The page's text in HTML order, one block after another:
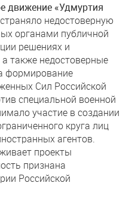
движение «Удмуртия
недостоверную
органами публичной
решениях и
также недостоверные
формирование
Сил Российской
специальной военной
участие в создании
круга лиц
агентов.
проекты
признана
Российской